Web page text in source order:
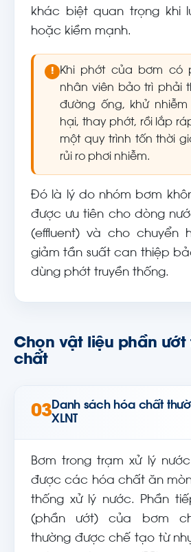
khác biệt quan trọng khi
hoặc kiềm mạnh.
!
Khi phớt của bơm có
nhân viên bảo trì phải
đường ống, khử
hại, thay phớt, rồi lắp
một quy trình tốn thời
rủi ro phơi nhiễm.
Đó là lý do nhóm bơm
được ưu tiên cho dòng
(effluent) và cho chuyển
giảm tần suất can thiệp
dùng phớt truyền thống.
Chọn vật liệu phần
chất
03Danh sách hóa chất
XLNT
Bơm trong trạm xử lý
được các hóa chất ăn
thống xử lý nước. Phần
(phần ướt) của bơm
thường được chế tạo từ